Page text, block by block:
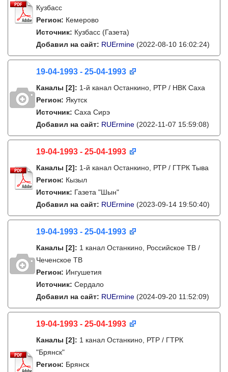
Кузбасс
Регион: Кемерово
Источник: Кузбасс (Газета)
Добавил на сайт: RUErmine (2022-08-10 16:02:24)
19-04-1993 - 25-04-1993
Каналы [2]: 1-й канал Останкино, РТР / НВК Саха
Регион: Якутск
Источник: Саха Сирэ
Добавил на сайт: RUErmine (2022-11-07 15:59:08)
19-04-1993 - 25-04-1993
Каналы [2]: 1-й канал Останкино, РТР / ГТРК Тыва
Регион: Кызыл
Источник: Газета "Шын"
Добавил на сайт: RUErmine (2023-09-14 19:50:40)
19-04-1993 - 25-04-1993
Каналы [2]: 1 канал Останкино, Российское ТВ /
Чеченское ТВ
Регион: Ингушетия
Источник: Сердало
Добавил на сайт: RUErmine (2024-09-20 11:52:09)
19-04-1993 - 25-04-1993
Каналы [2]: 1 канал Останкино, РТР / ГТРК
"Брянск"
Регион: Брянск